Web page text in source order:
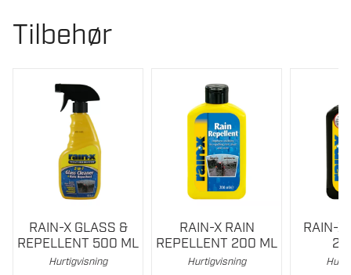
Tilbehør
RAIN-X GLASS &
REPELLENT 500 ML
Hurtigvisning
RAIN-X RAIN
REPELLENT 200 ML
Hurtigvisning
RAIN-X